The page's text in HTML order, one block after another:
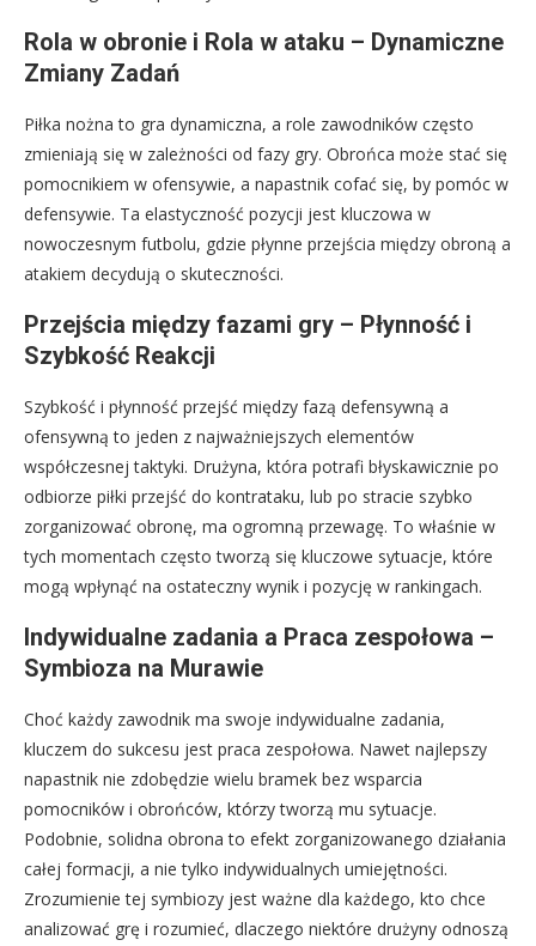
Rola w obronie i Rola w ataku – Dynamiczne
Zmiany Zadań
Piłka nożna to gra dynamiczna, a role zawodników często
zmieniają się w zależności od fazy gry. Obrońca może stać się
pomocnikiem w ofensywie, a napastnik cofać się, by pomóc w
defensywie. Ta elastyczność pozycji jest kluczowa w
nowoczesnym futbolu, gdzie płynne przejścia między obroną a
atakiem decydują o skuteczności.
Przejścia między fazami gry – Płynność i
Szybkość Reakcji
Szybkość i płynność przejść między fazą defensywną a
ofensywną to jeden z najważniejszych elementów
współczesnej taktyki. Drużyna, która potrafi błyskawicznie po
odbiorze piłki przejść do kontrataku, lub po stracie szybko
zorganizować obronę, ma ogromną przewagę. To właśnie w
tych momentach często tworzą się kluczowe sytuacje, które
mogą wpłynąć na ostateczny wynik i pozycję w rankingach.
Indywidualne zadania a Praca zespołowa –
Symbioza na Murawie
Choć każdy zawodnik ma swoje indywidualne zadania,
kluczem do sukcesu jest praca zespołowa. Nawet najlepszy
napastnik nie zdobędzie wielu bramek bez wsparcia
pomocników i obrońców, którzy tworzą mu sytuacje.
Podobnie, solidna obrona to efekt zorganizowanego działania
całej formacji, a nie tylko indywidualnych umiejętności.
Zrozumienie tej symbiozy jest ważne dla każdego, kto chce
analizować grę i rozumieć, dlaczego niektóre drużyny odnoszą